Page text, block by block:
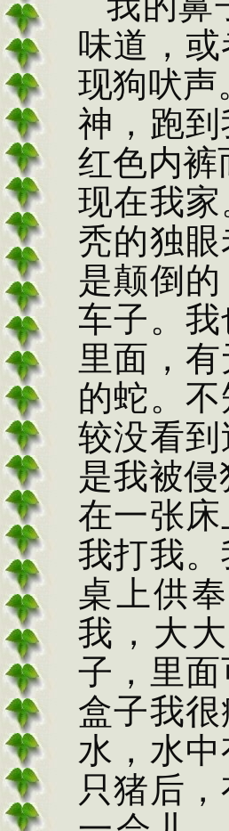
味道，
现狗吠声
神，跑
红色内裤
现在我
秃的独
是颠倒
车子。
里面，
的蛇。
较没看
是我被
在一张
我打我
桌上供
我，大
子，里
盒子我
水，水
只猪后